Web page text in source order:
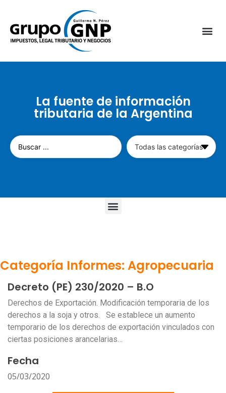
La fuente de información
tributaria de la Argentina
Categoría Informes: Agropecuaria
Decreto (PE) 230/2020 – B.O
Derechos de Exportación. Modificación temporaria de los
derechos a la soja y otros. Se establece un aumento
temporario de los derechos de exportación vinculados con
ciertas posiciones arancelarias…
Fecha
05/03/2020